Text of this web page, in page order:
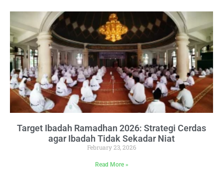
Target Ibadah Ramadhan 2026: Strategi Cerdas
agar Ibadah Tidak Sekadar Niat
February 23, 2026
Read More »